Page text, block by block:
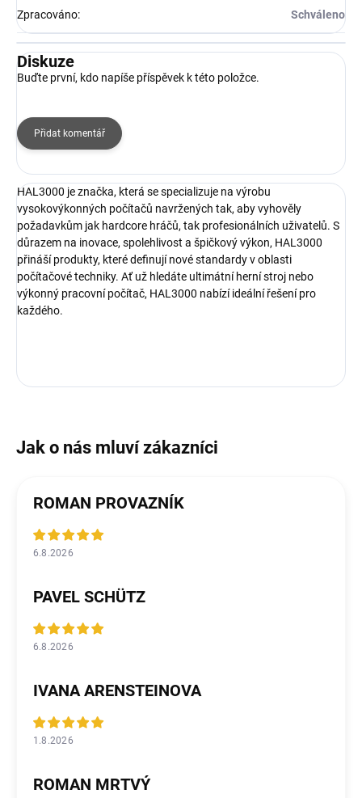
Zpracováno: Schváleno
Diskuze
Buďte první, kdo napíše příspěvek k této položce.
Přidat komentář
HAL3000 je značka, která se specializuje na výrobu
vysokovýkonných počítačů navržených tak, aby vyhověly
požadavkům jak hardcore hráčů, tak profesionálních uživatelů. S
důrazem na inovace, spolehlivost a špičkový výkon, HAL3000
přináší produkty, které definují nové standardy v oblasti
počítačové techniky. Ať už hledáte ultimátní herní stroj nebo
výkonný pracovní počítač, HAL3000 nabízí ideální řešení pro
každého.
ROMAN PROVAZNÍK
6.8.2026
PAVEL SCHÜTZ
6.8.2026
IVANA ARENSTEINOVA
1.8.2026
ROMAN MRTVÝ